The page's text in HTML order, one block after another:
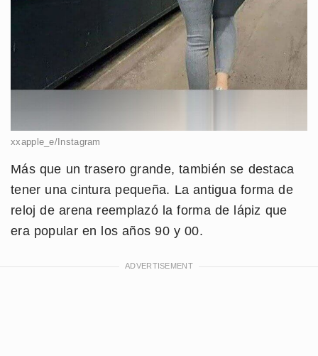
xxapple_e/Instagram
Más que un trasero grande, también se destaca
tener una cintura pequeña. La antigua forma de
reloj de arena reemplazó la forma de lápiz que
era popular en los años 90 y 00.